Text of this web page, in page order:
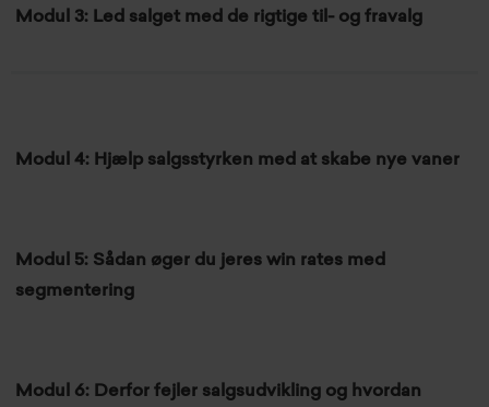
Modul 3: Led salget med de rigtige til- og fravalg
Modul 4: Hjælp salgsstyrken med at skabe nye vaner
Modul 5: Sådan øger du jeres win rates med
segmentering
Modul 6: Derfor fejler salgsudvikling og hvordan